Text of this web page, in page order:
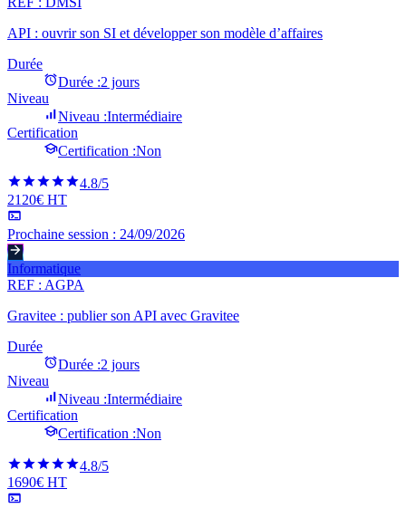
API : ouvrir son SI et développer son modèle d’affaires
Durée
Durée :2 jours
Niveau
Niveau :Intermédiaire
Certification
Certification :Non
4.8/5
2120€ HT
Prochaine session : 24/09/2026
Informatique
REF : AGPA
Gravitee : publier son API avec Gravitee
Durée
Durée :2 jours
Niveau
Niveau :Intermédiaire
Certification
Certification :Non
4.8/5
1690€ HT